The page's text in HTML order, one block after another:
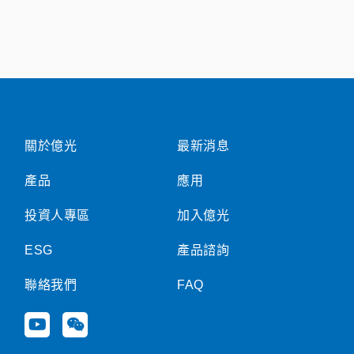
關於億光
產品
投資人專區
ESG
聯絡我們
Y
o
W
e
最新消息
應用
加入億光
產品諮詢
FAQ